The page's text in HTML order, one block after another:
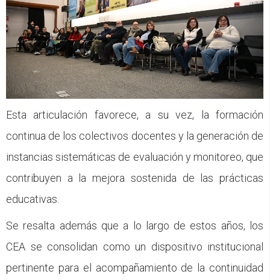
Esta articulación favorece, a su vez, la formación
continua de los colectivos docentes y la generación de
instancias sistemáticas de evaluación y monitoreo, que
contribuyen a la mejora sostenida de las prácticas
educativas.
Se resalta además que a lo largo de estos años, los
CEA se consolidan como un dispositivo institucional
pertinente para el acompañamiento de la continuidad